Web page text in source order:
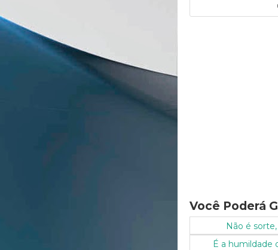
Você Poderá
Não é
É a humildade